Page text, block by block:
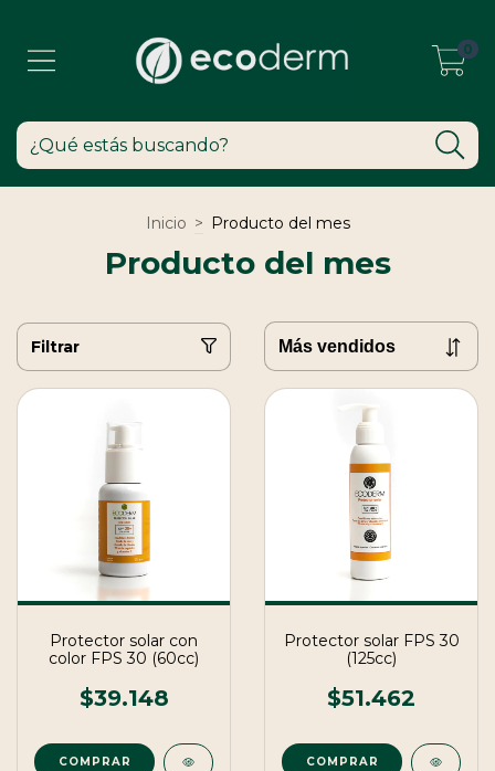
0
Inicio > Producto del mes
Producto del mes
Filtrar
Protector solar con
color FPS 30 (60cc)
$39.148
Protector solar FPS 30
(125cc)
$51.462